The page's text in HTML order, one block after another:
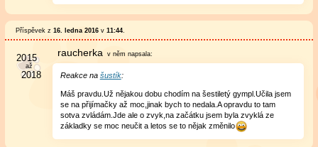
Příspěvek z 16. ledna 2016v 11:44.
raucherka v němnapsala:
Reakce na šustík:
Máš pravdu.Už nějakou dobu chodím na šestiletý gympl.Učila jsem
se na přijímačky až moc,jinak bych to nedala.A opravdu to tam
sotva zvládám.Jde ale o zvyk,na začátku jsem byla zvyklá ze
základky se moc neučit a letos se to nějak změnilo